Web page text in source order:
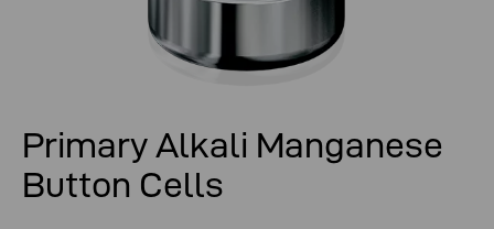
Primary Alkali Manganese
Button Cells